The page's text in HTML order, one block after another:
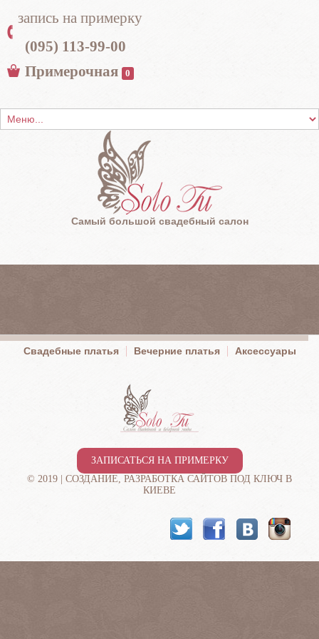
запись на примерку
(095) 113-99-00
Примерочная
0
Самый большой свадебный салон
Свадебные платья Вечерние платья Аксессуары
ЗАПИСАТЬСЯ НА ПРИМЕРКУ
© 2019 | СОЗДАНИЕ, РАЗРАБОТКА САЙТОВ ПОД КЛЮЧ В
КИЕВЕ